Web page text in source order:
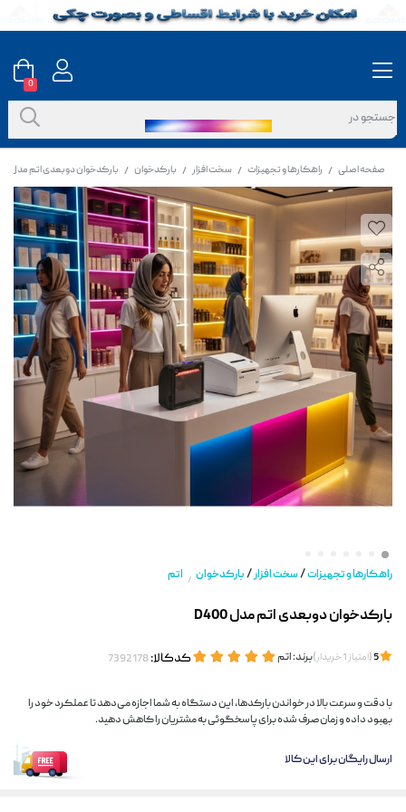
صفحه اصلی / راهکارها و تجهیزات / سخت افزار / بارکدخوان / بارکدخوان دوبعدی اتم مدل D400
راهکارها و تجهیزات/سخت افزار/بارکدخوان / اتم
بارکدخوان دوبعدی اتم مدل D400
(امتیاز1خریدار)برند:اتم کدکالا:
با دقت و سرعت بالا در خواندن بارکدها، این دستگاه به شما اجازه می‌دهد تا عملکرد خود را
بهبود داده و زمان صرف شده برای پاسخگوئی به مشتریان را کاهش دهید.
ارسال رایگان برای این کالا
0